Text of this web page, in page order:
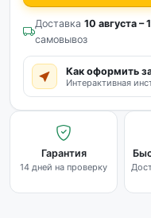
Доставка 10 августа –
самовывоз
Как оформить
Интерактивная
Гарантия
14 дней на проверку